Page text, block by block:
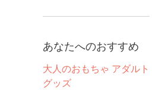
あなたへのおすすめ
大人のおもちゃ アダルト
グッズ